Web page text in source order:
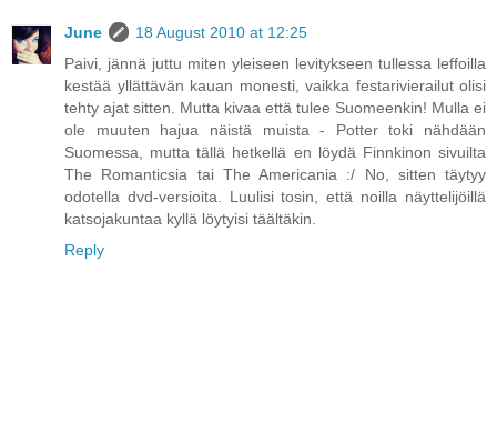
June
18 August 2010 at 12:25
Paivi, jännä juttu miten yleiseen levitykseen tullessa leffoilla
kestää yllättävän kauan monesti, vaikka festarivierailut olisi
tehty ajat sitten. Mutta kivaa että tulee Suomeenkin! Mulla ei
ole muuten hajua näistä muista - Potter toki nähdään
Suomessa, mutta tällä hetkellä en löydä Finnkinon sivuilta
The Romanticsia tai The Americania :/ No, sitten täytyy
odotella dvd-versioita. Luulisi tosin, että noilla näyttelijöillä
katsojakuntaa kyllä löytyisi täältäkin.
Reply